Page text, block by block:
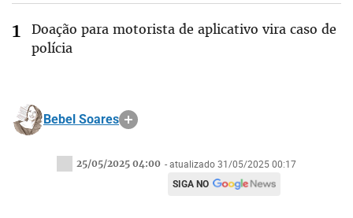
Doação para motorista de aplicativo vira caso de
polícia
Bebel Soares
25/05/2025 04:00 - atualizado 31/05/2025 00:17
SIGA NO